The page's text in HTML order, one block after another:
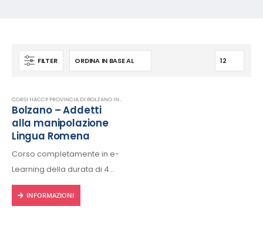
FILTER
CORSI HACCP PROVINCIA DI BOLZANO IN LINGUA ROMENA
Bolzano – Addetti
alla manipolazione
Lingua Romena
Corso completamente in e-
Learning della durata di 4
ore, fruibile 24/24h da ogni
dispositivo connesso a
INFORMAZIONI